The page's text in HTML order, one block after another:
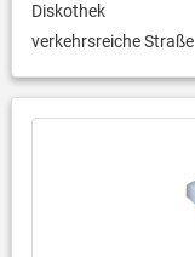
Diskothek
verkehrsreiche Straße